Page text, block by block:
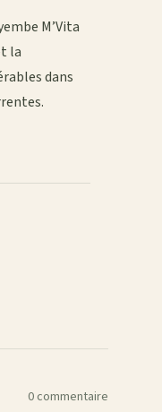
M’Vita
la
dans
0 commentaire